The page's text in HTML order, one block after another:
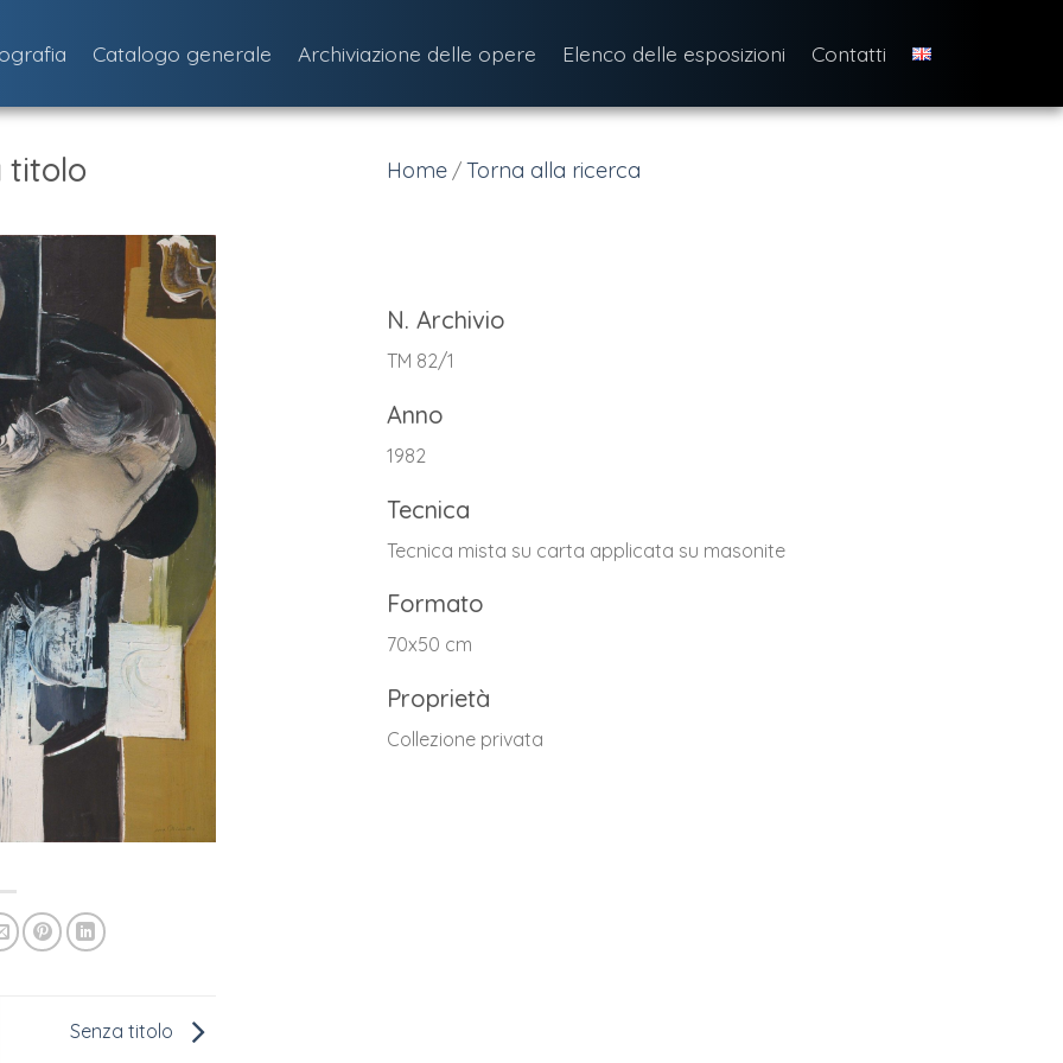
Catalogo generale Archiviazione delle opere Elenco delle esposizioni Contatti
titolo
Senza titolo
Home / Torna alla ricerca
N. Archivio
TM 82/1
Anno
1982
Tecnica
Tecnica mista su carta applicata su masonite
Formato
70x50 cm
Proprietà
Collezione privata